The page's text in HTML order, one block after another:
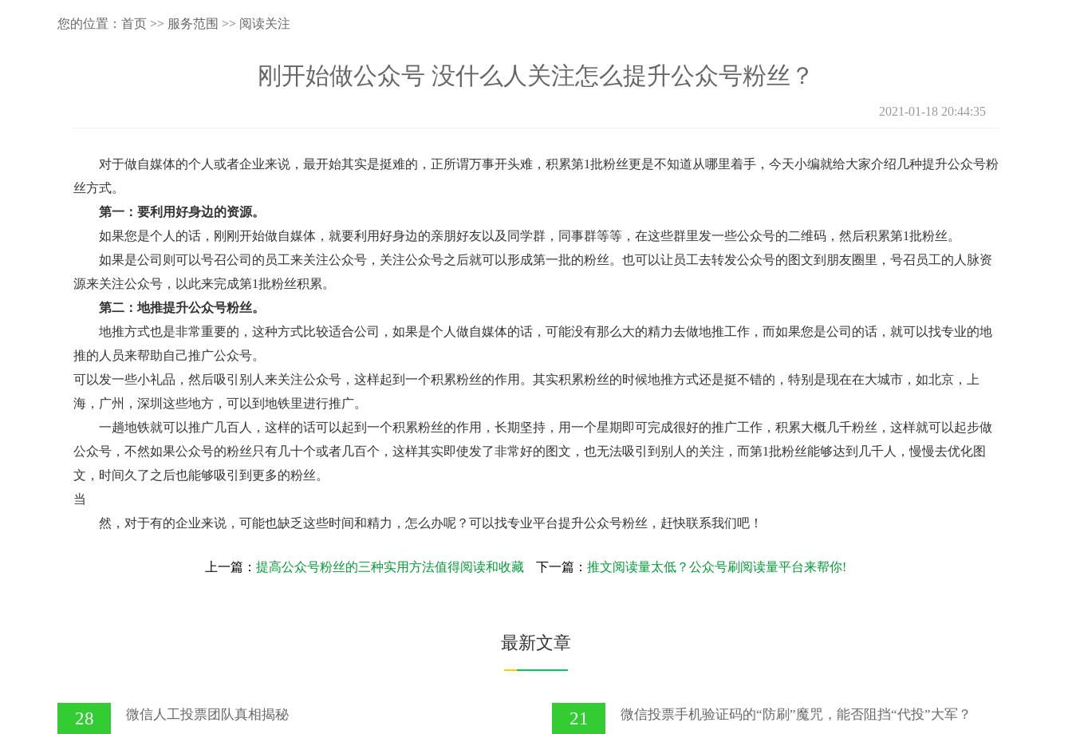
您的位置： 首页 >> 服务范围 >> 阅读关注
刚开始做公众号 没什么人关注怎么提升公众号粉丝？
2021-01-18 20:44:35
对于做自媒体的个人或者企业来说，最开始其实是挺难的，正所谓万事开头难，积累第1批粉丝更是不知道从哪里着手，今天小编就给大家介绍几种提升公众号粉
丝方式。
第一：要利用好身边的资源。
如果您是个人的话，刚刚开始做自媒体，就要利用好身边的亲朋好友以及同学群，同事群等等，在这些群里发一些公众号的二维码，然后积累第1批粉丝。
如果是公司则可以号召公司的员工来关注公众号，关注公众号之后就可以形成第一批的粉丝。也可以让员工去转发公众号的图文到朋友圈里，号召员工的人脉资
源来关注公众号，以此来完成第1批粉丝积累。
第二：地推提升公众号粉丝。
地推方式也是非常重要的，这种方式比较适合公司，如果是个人做自媒体的话，可能没有那么大的精力去做地推工作，而如果您是公司的话，就可以找专业的地
推的人员来帮助自己推广公众号。
可以发一些小礼品，然后吸引别人来关注公众号，这样起到一个积累粉丝的作用。其实积累粉丝的时候地推方式还是挺不错的，特别是现在在大城市，如北京，上
海，广州，深圳这些地方，可以到地铁里进行推广。
一趟地铁就可以推广几百人，这样的话可以起到一个积累粉丝的作用，长期坚持，用一个星期即可完成很好的推广工作，积累大概几千粉丝，这样就可以起步做
公众号，不然如果公众号的粉丝只有几十个或者几百个，这样其实即使发了非常好的图文，也无法吸引到别人的关注，而第1批粉丝能够达到几千人，慢慢去优化图
文，时间久了之后也能够吸引到更多的粉丝。
当
然，对于有的企业来说，可能也缺乏这些时间和精力，怎么办呢？可以找专业平台提升公众号粉丝，赶快联系我们吧！
上一篇： 提高公众号粉丝的三种实用方法值得阅读和收藏 下一篇： 推文阅读量太低？公众号刷阅读量平台来帮你!
最新文章
28 微信人工投票团队真相揭秘 21 微信投票手机验证码的“防刷”魔咒，能否阻挡“代投”大军？